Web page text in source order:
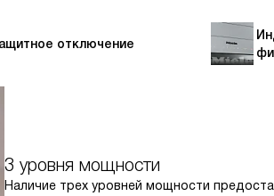
отключение
3 уровня мощности
Наличие трех уровней мощности